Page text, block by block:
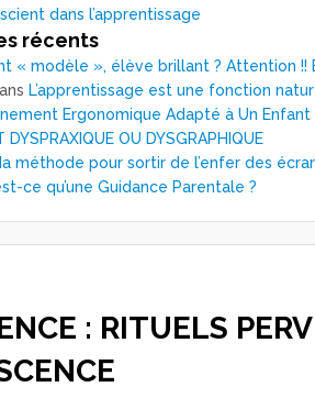
dans l’apprentissage
récents
« modèle », élève brillant ? Attention
L’apprentissage est une fonction
Ergonomique Adapté à Un Enfant
DYSPRAXIQUE OU DYSGRAPHIQUE
méthode pour sortir de l’enfer des
ce qu’une Guidance Parentale ?
: RITUELS